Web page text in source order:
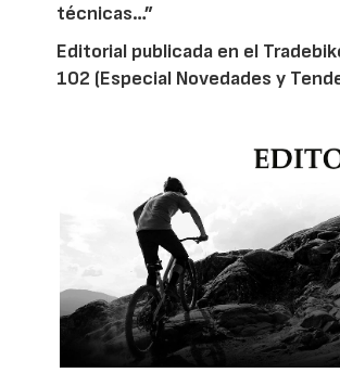
técnicas…”
Editorial publicada en el
102 (Especial Novedades y